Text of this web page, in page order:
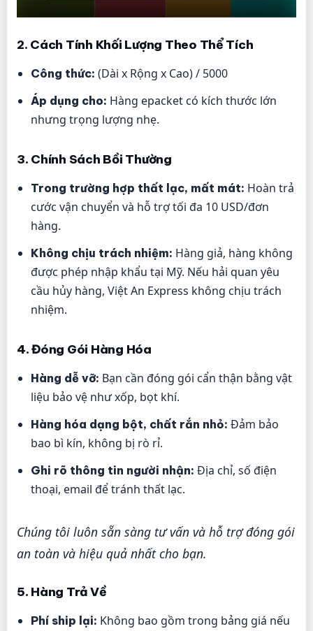
2. Cách Tính Khối Lượng Theo Thể Tích
Công thức: (Dài x Rộng x Cao) / 5000
Áp dụng cho: Hàng epacket có kích thước lớn
nhưng trọng lượng nhẹ.
3. Chính Sách Bồi Thường
Trong trường hợp thất lạc, mất mát: Hoàn trả
cước vận chuyển và hỗ trợ tối đa 10 USD/đơn
hàng.
Không chịu trách nhiệm: Hàng giả, hàng không
được phép nhập khẩu tại Mỹ. Nếu hải quan yêu
cầu hủy hàng, Việt An Express không chịu trách
nhiệm.
4. Đóng Gói Hàng Hóa
Hàng dễ vỡ: Bạn cần đóng gói cẩn thận bằng vật
liệu bảo vệ như xốp, bọt khí.
Hàng hóa dạng bột, chất rắn nhỏ: Đảm bảo
bao bì kín, không bị rò rỉ.
Ghi rõ thông tin người nhận: Địa chỉ, số điện
thoại, email để tránh thất lạc.
Chúng tôi luôn sẵn sàng tư vấn và hỗ trợ đóng gói
an toàn và hiệu quả nhất cho bạn.
5. Hàng Trả Về
Phí ship lại: Không bao gồm trong bảng giá nếu